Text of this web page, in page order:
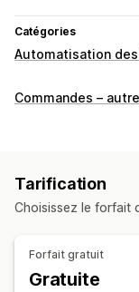
Catégories
Automatisation
Automatisation des
Balises pour les
En fonction de la
Personnalisation
Commandes – autre
Tarification
Choisissez le forfait
Forfait gratuit
Gratuite